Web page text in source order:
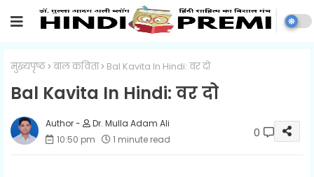
मुख्यपृष्ठ बाल कविता Bal Kavita In Hindi: वर दो
Bal Kavita In Hindi: वर दो
Dr. Mulla Adam Ali
10:50 pm
1 minute read 0